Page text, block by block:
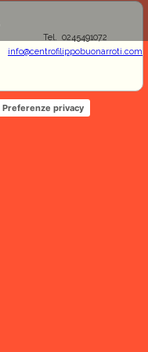
Tel. 0245491072
info@centrofilippobuonarroti.com
Preferenze privacy